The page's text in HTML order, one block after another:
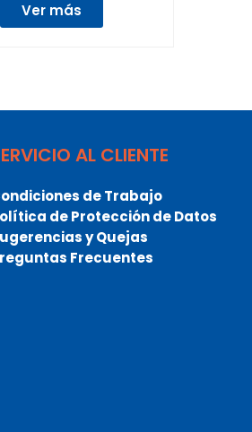
Ver más
AL CLIENTE
de Trabajo
de Protección de Datos
y Quejas
Frecuentes